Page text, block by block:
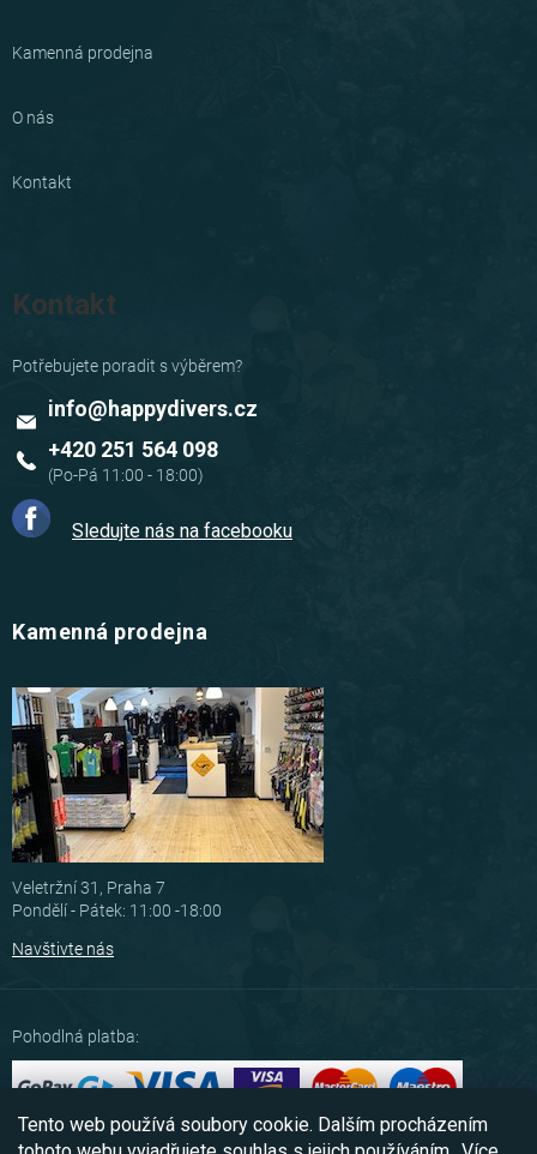
Tento web používá soubory cookie. Dalším procházením
Kamenná prodejna
O nás
Kontakt
Kontakt
info@happydivers.cz
+420 251 564 098
Sledujte nás na facebooku
Kamenná prodejna
Veletržní 31, Praha 7
Pondělí - Pátek: 11:00 -18:00
Navštivte nás
Pohodlná platba:
Možnosti dopravy: